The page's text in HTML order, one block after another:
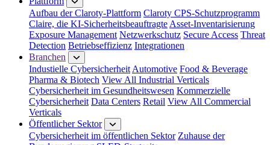
Aufbau der Claroty-Plattform Claroty CPS-Schutzprogramm
Claire, die KI-SicherheitsbeauftragteAsset-Inventarisierung
Exposure Management Netzwerkschutz Secure Access Threat
Detection Betriebseffizienz Integrationen
Branchen
Industielle CybersicherheitAutomotive Food & Beverage
Pharma & Biotech View All Industrial Verticals
Cybersicherheit im Gesundheitswesen Kommerzielle
Cybersicherheit Data Centers Retail View All Commercial
Verticals
Öffentlicher Sektor
Cybersicherheit im öffentlichen Sektor Zuhause der